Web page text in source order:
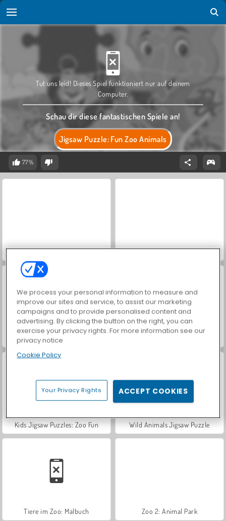
Jigsaw Puzzle: Fun Zoo Animals
Tut uns leid! Dieses Spiel funktioniert nur auf deinem
Computer.
Schau dir diese fantastischen Spiele an!
77%
VegaMix Da Vinci Puzzles Farm Merge Valley
Hidden Object: Street of Secrets
Kids Jigsaw Puzzles: Zoo Fun Wild Animals Jigsaw Puzzle
Tiere im Zoo: Malbuch Zoo 2: Animal Park
We process your personal information to measure and
improve our sites and service, to assist our marketing
campaigns and to provide personalised content and
advertising. By clicking the button on the right, you can
exercise your privacy rights. For more information see our
privacy notice
Cookie Policy
Your Privacy Rights ACCEPT COOKIES